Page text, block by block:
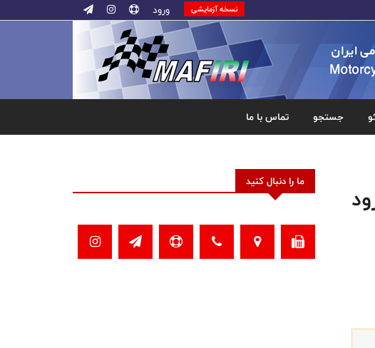
نسخه آزمایشی ورود
جستجو تماس با ما
ما را دنبال کنید